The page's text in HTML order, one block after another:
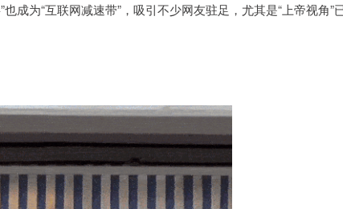
成为“互联网减速带”，吸引不少网友驻足，尤其是“上帝视角”